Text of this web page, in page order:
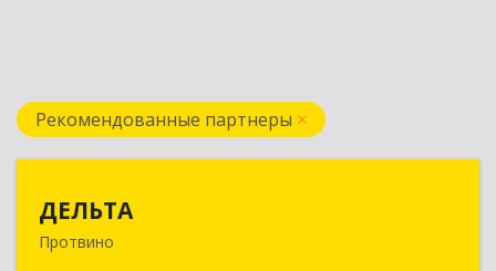
Рекомендованные партнеры
ДЕЛЬТА
Протвино